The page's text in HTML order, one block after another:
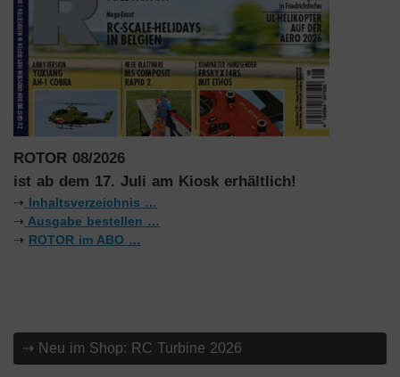
ROTOR 08/2026
ist ab dem 17. Juli am Kiosk erhältlich!
⇢ Inhaltsverzeichnis …
⇢ Ausgabe bestellen …
⇢ ROTOR im ABO …
⇢ Neu im Shop: RC Turbine 2026